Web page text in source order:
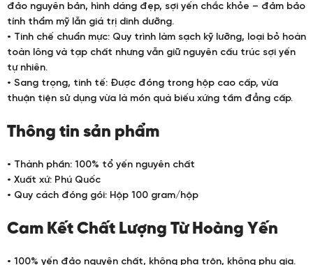
đảo nguyên bản, hình dáng đẹp, sợi yến chắc khỏe – đảm bảo
tính thẩm mỹ lẫn giá trị dinh dưỡng.
• Tinh chế chuẩn mực: Quy trình làm sạch kỹ lưỡng, loại bỏ hoàn
toàn lông và tạp chất nhưng vẫn giữ nguyên cấu trúc sợi yến
tự nhiên.
• Sang trọng, tinh tế: Được đóng trong hộp cao cấp, vừa
thuận tiện sử dụng vừa là món quà biếu xứng tầm đẳng cấp.
Thông tin sản phẩm
• Thành phần: 100% tổ yến nguyên chất
• Xuất xứ: Phú Quốc
• Quy cách đóng gói: Hộp 100 gram/hộp
Cam Kết Chất Lượng Từ Hoàng Yến
• 100% yến đảo nguyên chất, không pha trộn, không phụ gia.